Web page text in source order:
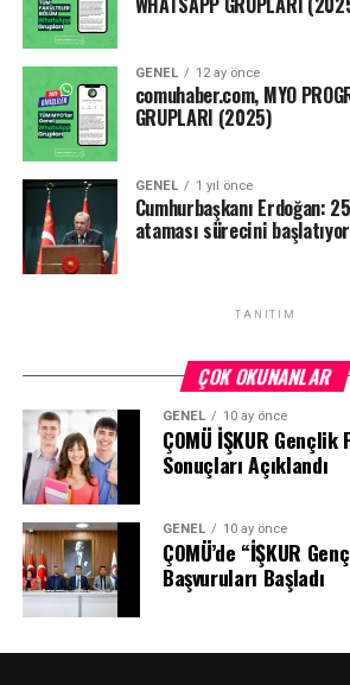
GENEL 12 ay önce
comuhaber.com, MYO
GRUPLARI (2025)
GENEL 1 yıl önce
Cumhurbaşkanı Erdoğan:
ataması sürecini
TANITIM
ÇOK OKUNANLAR
GENEL 10 ay önce
ÇOMÜ İŞKUR Gençlik
Sonuçları Açıklandı
GENEL 10 ay önce
ÇOMÜ’de “İŞKUR
Başvuruları Başladı